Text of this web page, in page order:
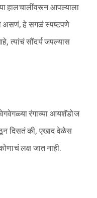
हालचालींवरून आपल्याला
असणं, हे सगळं स्पष्टपणे
त्यांचं सौंदर्य जपल्यास
रंगाच्या आयशॅडोज
दिसतं की, एखाद वेळेस
लक्ष जात नाही.